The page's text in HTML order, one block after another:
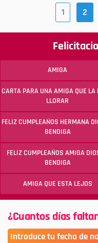
1 2
AMIGA
CARTA PARA UNA AMIGA QUE LA
LLORAR
FELIZ CUMPLEAÑOS HERMANA
BENDIGA
FELIZ CUMPLEAÑOS AMIGA
BENDIGA
AMIGA QUE ESTA LEJOS
¿Cuantos días
Introduce tu fecha de